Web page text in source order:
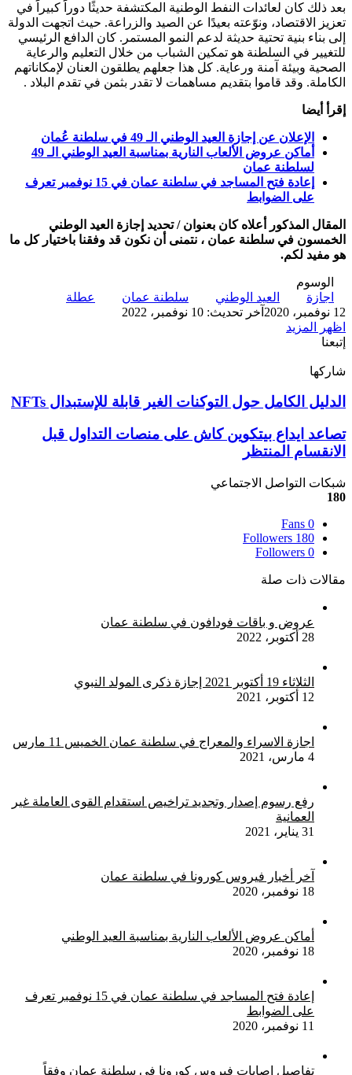
بعد ذلك كان لعائدات النفط الوطنية المكتشفة حديثًا دوراََ كبيراََ في
تعزيز الاقتصاد، ونوّعته بعيدًا عن الصيد والزراعة. حيث اتجهت الدولة
إلى بناء بنية تحتية حديثة لدعم النمو المستمر. كان الدافع الرئيسي
للتغيير في السلطنة هو تمكين الشباب من خلال التعليم والرعاية
الصحية وبيئة آمنة ورعاية. كل هذا جعلهم يطلقون العنان لإمكاناتهم
الكاملة. وقد قاموا بتقديم مساهمات لا تقدر بثمن في تقدم البلاد .
إقرأ أيضا
الإعلان عن إجازة العيد الوطني الـ 49 في سلطنة عُمان
أماكن عروض الألعاب النارية بمناسبة العيد الوطني الـ 49
لسلطنة عمان
إعادة فتح المساجد في سلطنة عمان في 15 نوفمبر تعرف
على الضوابط
المقال المذكور أعلاه كان بعنوان / تحديد إجازة العيد الوطني
الخمسون في سلطنة عمان ، نتمنى أن نكون قد وفقنا باختيار كل ما
هو مفيد لكم.
الوسوم
اجازة
العيد الوطني سلطنة عمان
عطلة
12 نوفمبر، 2020
آخر تحديث: 10 نوفمبر، 2022
اظهر المزيد
إتبعنا
شاركها
الدليل
حول
التوكنات
الغير
قابلة
للإستبدال
NFTs
الدليل الكامل حول التوكنات الغير قابلة للإستبدال NFTs
تصاعد
ايداع
بيتكوين
كاش
على
التداول
الانقسام
تصاعد ايداع بيتكوين كاش على منصات التداول قبل
الانقسام المنتظر
شبكات التواصل الاجتماعي
180
0
Fans
180
Followers
0
Followers
مقالات ذات صلة
عروض و باقات فودافون في سلطنة عمان
28 أكتوبر، 2022
الثلاثاء 19 أكتوبر 2021 إجازة ذكرى المولد النبوي
12 أكتوبر، 2021
اجازة الاسراء والمعراج في سلطنة عمان الخميس 11 مارس
4 مارس، 2021
رفع رسوم إصدار وتجديد تراخيص استقدام القوى العاملة غير
العمانية
31 يناير، 2021
آخر أخبار فيروس كورونا في سلطنة عمان
18 نوفمبر، 2020
أماكن عروض الألعاب النارية بمناسبة العيد الوطني
18 نوفمبر، 2020
إعادة فتح المساجد في سلطنة عمان في 15 نوفمبر تعرف
على الضوابط
11 نوفمبر، 2020
تفاصيل إصابات فيروس كورونا في سلطنة عمان وفقاً